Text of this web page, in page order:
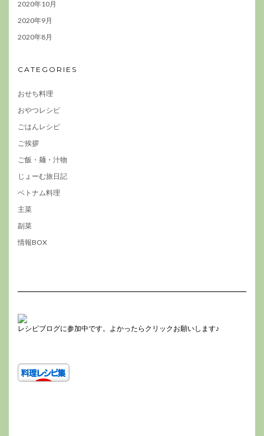
2020年10月
2020年9月
2020年8月
CATEGORIES
おせち料理
おやつレシピ
ごはんレシピ
ご挨拶
ご飯・麺・汁物
じょーむ旅日記
ベトナム料理
主菜
副菜
情報BOX
レシピブログに参加中です。よかったらクリックお願いします♪